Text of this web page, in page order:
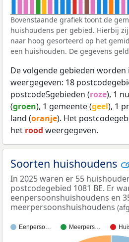
Bovenstaande grafiek toont de
huishoudens per gebied. Hierbij
naar hoog gesorteerd op het
een huishouden. De gegevens
De volgende gebieden
weergegeven: 18
postcode5gebieden (roze), 1
(groen), 1 gemeente (geel), 1
land (oranje). Het
het rood weergegeven.
Soorten huishoudens
In 2025 waren er 55
postcodegebied 1081 BE. Er
eenpersoonshuishoudens en
meerpersoonshuishoudens
Eenperso… Meerpers…